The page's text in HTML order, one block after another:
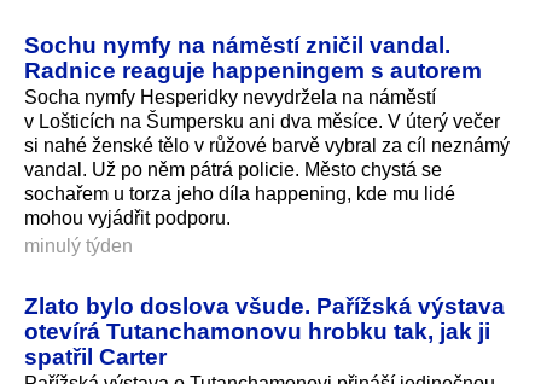
Sochu nymfy na náměstí zničil vandal.
Radnice reaguje happeningem s autorem
Socha nymfy Hesperidky nevydržela na náměstí
v Lošticích na Šumpersku ani dva měsíce. V úterý večer
si nahé ženské tělo v růžové barvě vybral za cíl neznámý
vandal. Už po něm pátrá policie. Město chystá se
sochařem u torza jeho díla happening, kde mu lidé
mohou vyjádřit podporu.
minulý týden
Zlato bylo doslova všude. Pařížská výstava
otevírá Tutanchamonovu hrobku tak, jak ji
spatřil Carter